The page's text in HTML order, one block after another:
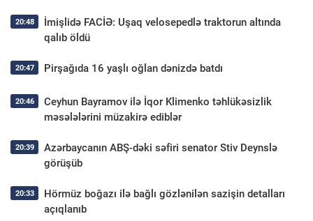
20:48
İmişlidə FACİƏ: Uşaq velosepedlə traktorun altında
qalıb öldü
20:47 Pirşağıda 16 yaşlı oğlan dənizdə batdı
20:46
Ceyhun Bayramov ilə İqor Klimenko təhlükəsizlik
məsələlərini müzakirə ediblər
20:39
Azərbaycanın ABŞ-dəki səfiri senator Stiv Deynslə
görüşüb
20:33
Hörmüz boğazı ilə bağlı gözlənilən sazişin detalları
açıqlanıb